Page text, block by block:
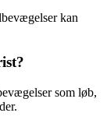
kan
som løb,